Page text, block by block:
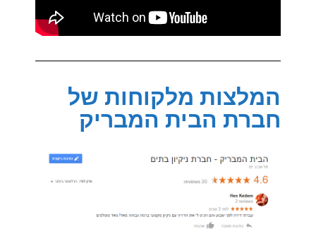
המלצות מלקוחות של
חברת הבית המבריק